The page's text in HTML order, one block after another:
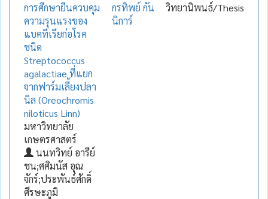
การศึกษายีนควบคุม
ความรุนแรงของ
แบคทีเรียก่อโรค
ชนิด
Streptococcus
agalactiae ที่แยก
จากฟาร์มเลี้ยงปลา
นิล (Oreochromis
niloticus Linn)
มหาวิทยาลัย
เกษตรศาสตร์
นนทวิทย์ อารีย์
ชน;ศศิมนัส อุณ
จักร์;ประพันธ์ศักดิ์
ศีรษะภูมิ
กรทิพย์ กัน
นิการ์
วิทยานิพนธ์/Thesis